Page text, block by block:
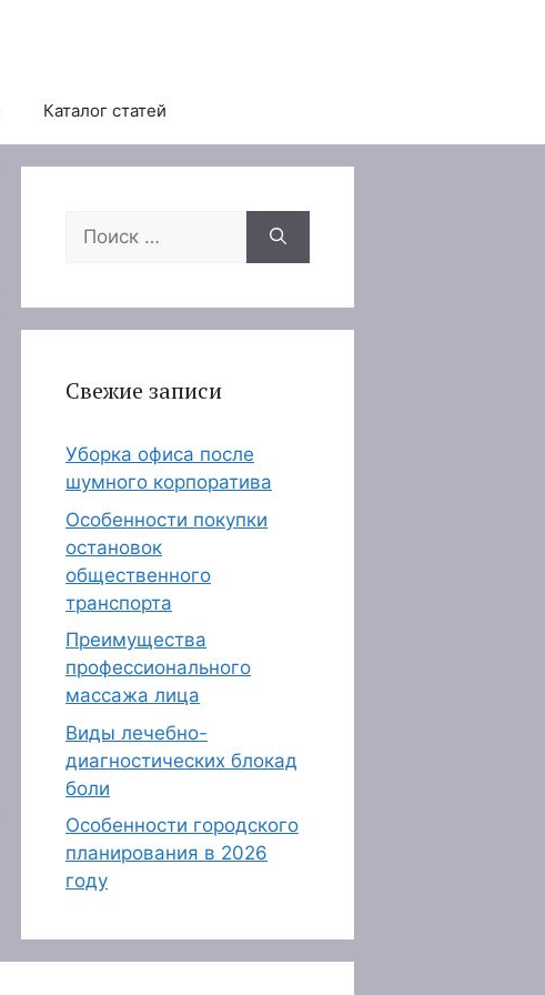
Каталог статей
Поиск:
Свежие записи
Уборка офиса после
шумного корпоратива
Особенности покупки
остановок
общественного
транспорта
Преимущества
профессионального
массажа лица
Виды лечебно-
диагностических блокад
боли
Особенности городского
планирования в 2026
году